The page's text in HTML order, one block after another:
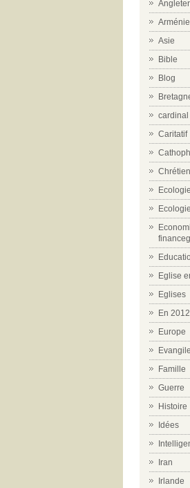
Arménie
Asie
Bible
Blog
cardinal
Caritatif
Ecologie
Eglise
Eglises
En 2012
Europe
Famille
Guerre
Histoire
Idées
Iran
Irlande